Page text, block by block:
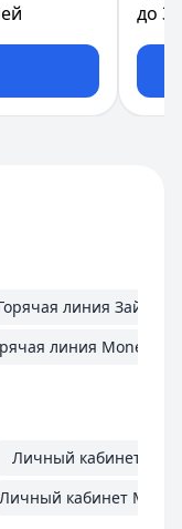
до
линия Займер
линия
Личный кабинет
Личный кабинет